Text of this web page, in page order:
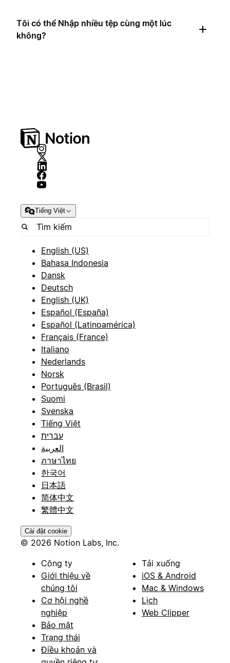
Tôi có thể Nhập nhiều tệp cùng một lúc
không?
Tiếng Việt
English (US)
Bahasa Indonesia
Dansk
Deutsch
English (UK)
Español (España)
Español (Latinoamérica)
Français (France)
Italiano
Nederlands
Norsk
Português (Brasil)
Suomi
Svenska
Tiếng Việt
עברית
العربية
ภาษาไทย
한국어
日本語
简体中文
繁體中文
Cài đặt cookie
© 2026 Notion Labs, Inc.
Công ty
Giới thiệu về
chúng tôi
Cơ hội nghề
nghiệp
Bảo mật
Trạng thái
Điều khoản và
Tải xuống
iOS & Android
Mac & Windows
Lịch
Web Clipper